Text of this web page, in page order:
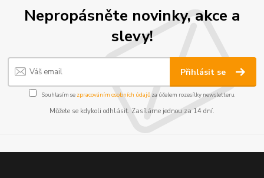
Nepropásněte novinky, akce a
slevy!
Přihlásit se
Souhlasím se zpracováním osobních údajůza účelem rozesílky newsletteru.
Můžete se kdykoli odhlásit. Zasíláme jednou za 14 dní.